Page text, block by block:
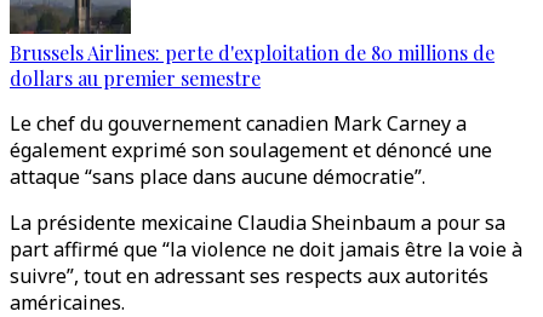
Brussels Airlines: perte d'exploitation de 80 millions de
dollars au premier semestre
Le chef du gouvernement canadien Mark Carney a
également exprimé son soulagement et dénoncé une
attaque “sans place dans aucune démocratie”.
La présidente mexicaine Claudia Sheinbaum a pour sa
part affirmé que “la violence ne doit jamais être la voie à
suivre”, tout en adressant ses respects aux autorités
américaines.